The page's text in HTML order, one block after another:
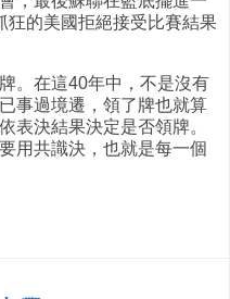
狂的美國拒絕接受比賽結果
。在這40年中，不是沒有
事過境遷，領了牌也就算
表決結果決定是否領牌。
用共識決，也就是每一個